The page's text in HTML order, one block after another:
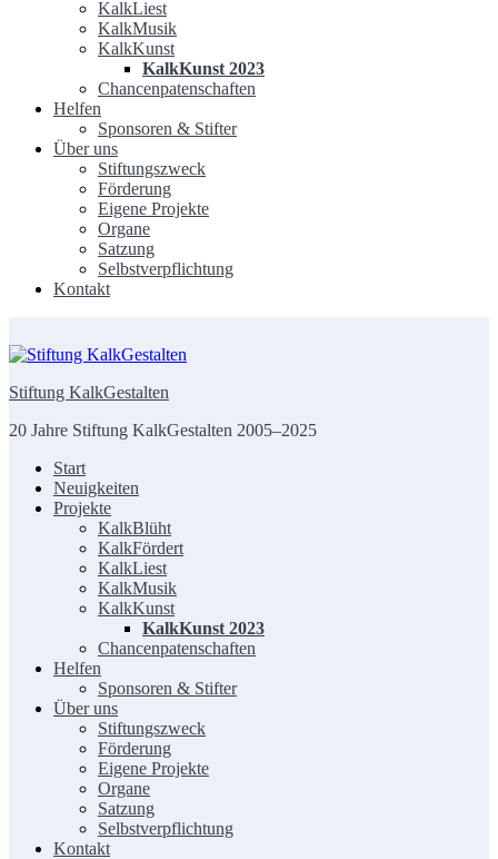
KalkLiest
KalkMusik
KalkKunst
KalkKunst 2023
Chancenpatenschaften
Helfen
Sponsoren & Stifter
Über uns
Stiftungszweck
Förderung
Eigene Projekte
Organe
Satzung
Selbstverpflichtung
Kontakt
Stiftung KalkGestalten
20 Jahre Stiftung KalkGestalten 2005–2025
Start
Neuigkeiten
Projekte
KalkBlüht
KalkFördert
KalkLiest
KalkMusik
KalkKunst
KalkKunst 2023
Chancenpatenschaften
Helfen
Sponsoren & Stifter
Über uns
Stiftungszweck
Förderung
Eigene Projekte
Organe
Satzung
Selbstverpflichtung
Kontakt